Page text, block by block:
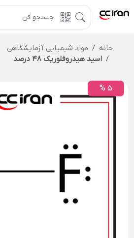
خانه
مواد شیمیایی آزمایشگاهی
اسید هیدروفلوریک 48 درصد
5 %